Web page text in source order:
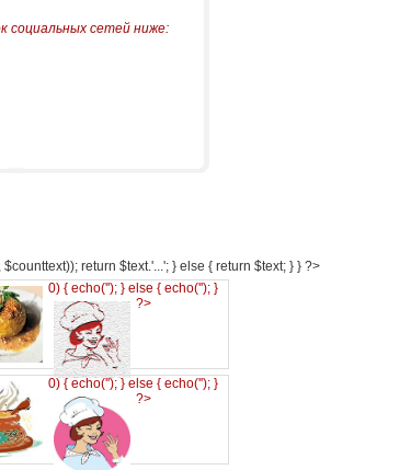
социальных сетей ниже:
return $text.'...'; } else { return $text; } } ?>
0) { echo(''); } else { echo(''); }
?>
0) { echo(''); } else { echo(''); }
?>